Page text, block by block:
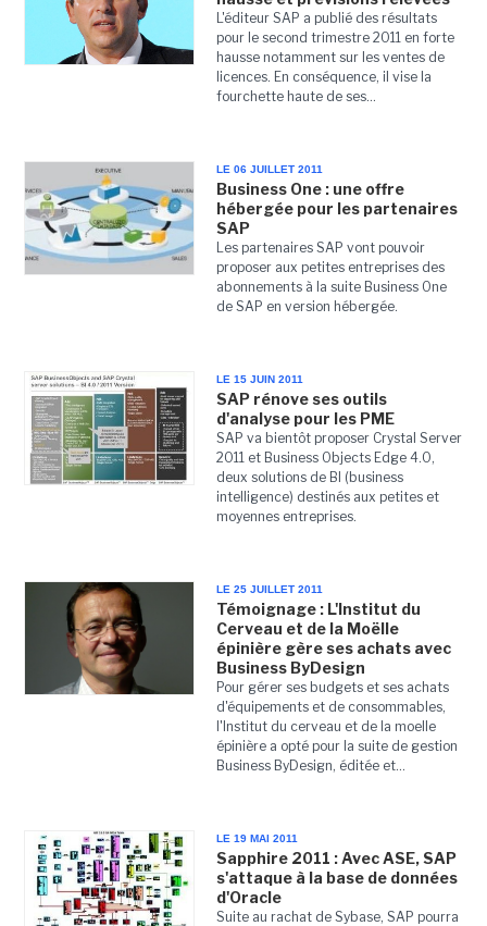
L'éditeur SAP a publié des résultats
pour le second trimestre 2011 en forte
hausse notamment sur les ventes de
licences. En conséquence, il vise la
fourchette haute de ses...
LE 06 JUILLET 2011
Business One : une offre
hébergée pour les partenaires
SAP
Les partenaires SAP vont pouvoir
proposer aux petites entreprises des
abonnements à la suite Business One
de SAP en version hébergée.
LE 15 JUIN 2011
SAP rénove ses outils
d'analyse pour les PME
SAP va bientôt proposer Crystal Server
2011 et Business Objects Edge 4.0,
deux solutions de BI (business
intelligence) destinés aux petites et
moyennes entreprises.
LE 25 JUILLET 2011
Témoignage : L'Institut du
Cerveau et de la Moëlle
épinière gère ses achats avec
Business ByDesign
Pour gérer ses budgets et ses achats
d'équipements et de consommables,
l'Institut du cerveau et de la moelle
épinière a opté pour la suite de gestion
Business ByDesign, éditée et...
LE 19 MAI 2011
Sapphire 2011 : Avec ASE, SAP
s'attaque à la base de données
d'Oracle
Suite au rachat de Sybase, SAP pourra